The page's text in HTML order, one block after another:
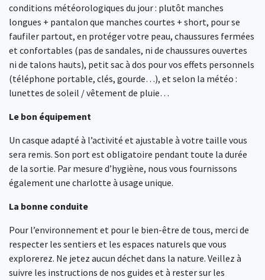
conditions météorologiques du jour : plutôt manches
longues + pantalon que manches courtes + short, pour se
faufiler partout, en protéger votre peau, chaussures fermées
et confortables (pas de sandales, ni de chaussures ouvertes
ni de talons hauts), petit sac à dos pour vos effets personnels
(téléphone portable, clés, gourde…), et selon la météo :
lunettes de soleil / vêtement de pluie…
Le bon équipement
Un casque adapté à l’activité et ajustable à votre taille vous
sera remis. Son port est obligatoire pendant toute la durée
de la sortie. Par mesure d’hygiène, nous vous fournissons
également une charlotte à usage unique.
La bonne conduite
Pour l’environnement et pour le bien-être de tous, merci de
respecter les sentiers et les espaces naturels que vous
explorerez. Ne jetez aucun déchet dans la nature. Veillez à
suivre les instructions de nos guides et à rester sur les